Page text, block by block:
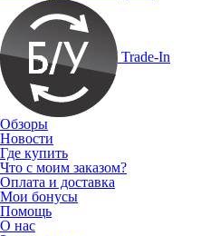
Trade-In
Обзоры
Новости
Где купить
Что с моим заказом?
Оплата и доставка
Мои бонусы
Помощь
О нас